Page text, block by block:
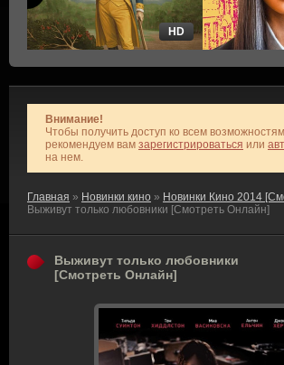
HD
Внимание!
Чтобы получить доступ ко всем
рекомендуем вам зарегистрироваться или
на нем.
Главная » Новинки кино » Новинки Кино 2014
Выживут только любовники [Смотреть Онлайн]
Выживут только любовники
[Смотреть Онлайн]